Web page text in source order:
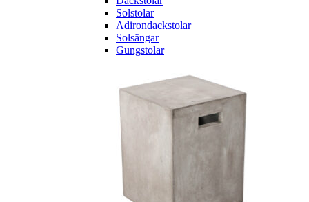
Solstolar
Adirondackstolar
Solsängar
Gungstolar